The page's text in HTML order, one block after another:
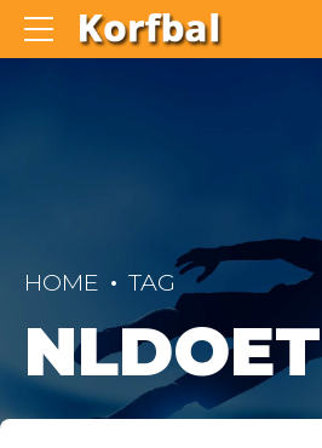
HOME TAG
NLDOET